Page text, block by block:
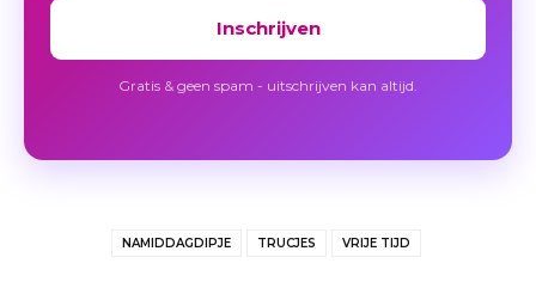
Inschrijven
Gratis & geen spam - uitschrijven kan altijd.
NAMIDDAGDIPJE TRUCJES VRIJE TIJD